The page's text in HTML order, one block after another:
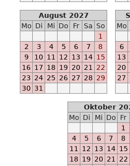
Ab
2024-
03-
15
August 2027
Mo Di Mi Do Fr Sa So
1
2
3 4 5 6 7
8
9
10 11 12 13 14 15
16 17 18 19 20 21
22
23 24 25 26 27 28 29
30 31
Mo
6
13
20
27
Oktober
Mo Di Mi Do Fr
1
4
5 6 7 8
11
12 13 14 15
18 19 20 21 22